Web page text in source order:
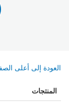
العودة إلى أعلى
المنتجات